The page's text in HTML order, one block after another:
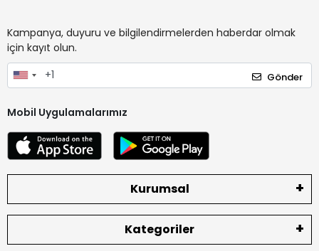
Kampanya, duyuru ve bilgilendirmelerden haberdar olmak
için kayıt olun.
Gönder
Mobil Uygulamalarımız
Kurumsal
Kategoriler